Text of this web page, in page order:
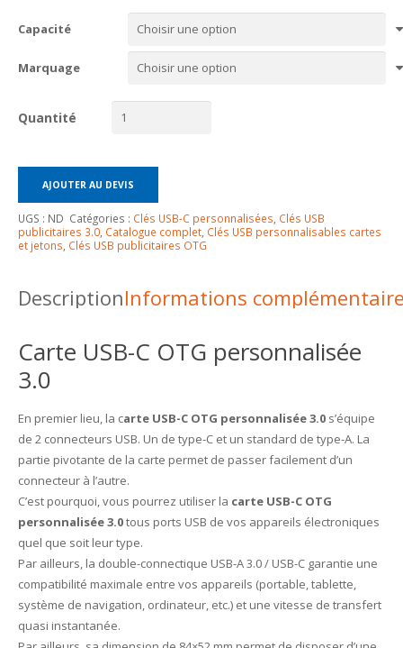
Capacité
Marquage
Quantité
AJOUTER AU DEVIS
UGS : ND Catégories : Clés USB-C personnalisées, Clés USB
publicitaires 3.0, Catalogue complet, Clés USB personnalisables cartes
et jetons, Clés USB publicitaires OTG
DescriptionInformations
Carte USB-C OTG personnalisée
3.0
En premier lieu, la carte USB-C OTG personnalisée 3.0s’équipe
de 2 connecteurs USB. Un de type-C et un standard de type-A. La
partie pivotante de la carte permet de passer facilement d’un
connecteur à l’autre.
C’est pourquoi, vous pourrez utiliser la carte USB-C OTG
personnalisée 3.0tous ports USB de vos appareils électroniques
quel que soit leur type.
Par ailleurs, la double-connectique USB-A 3.0 / USB-C garantie une
compatibilité maximale entre vos appareils (portable, tablette,
système de navigation, ordinateur, etc.) et une vitesse de transfert
quasi instantanée.